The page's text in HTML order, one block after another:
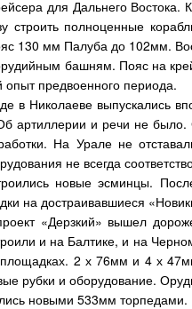
для Дальнего Востока.
строить полноценные
130 мм Палуба до 102мм.
башням. Пояс на
опыт предвоенного периода.
в Николаеве выпускались
артиллерии и речи не
На Урале не
не всегда
новые эсминцы.
на достраивавшиеся
«Дерзкий» вышел
и на Балтике, и на
2 х 76мм и 4 х
рубки и оборудование.
новыми 533мм